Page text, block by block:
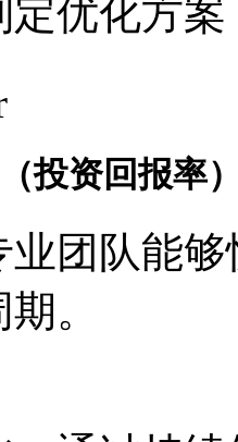
优化方
投资回报率
业团队能
。